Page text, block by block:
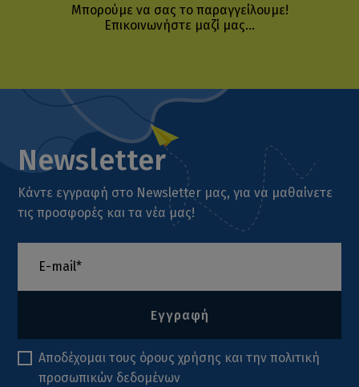
Μπορούμε να σας το παραγγείλουμε!
Επικοινωνήστε μαζί μας...
Newsletter
Κάντε εγγραφή στο Newsletter μας, για να μαθαίνετε
τις προσφορές και τα νέα μας!
Εγγραφή
Αποδέχομαι τους όρους χρήσης και τηνπολιτική
προσωπικών δεδομένων